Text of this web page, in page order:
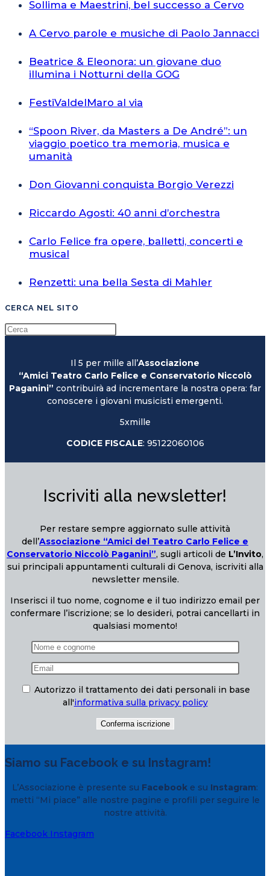
Sollima e Maestrini, bel successo a Cervo
A Cervo parole e musiche di Paolo Jannacci
Beatrice & Eleonora: un giovane duo
illumina i Notturni della GOG
FestiValdelMaro al via
“Spoon River, da Masters a De André”: un
viaggio poetico tra memoria, musica e
umanità
Don Giovanni conquista Borgio Verezzi
Riccardo Agosti: 40 anni d’orchestra
Carlo Felice fra opere, balletti, concerti e
musical
Renzetti: una bella Sesta di Mahler
CERCA NEL SITO
Il 5 per mille all’Associazione
“Amici Teatro Carlo Felice e Conservatorio Niccolò
Paganini” contribuirà ad incrementare la nostra opera: far
conoscere i giovani musicisti emergenti.
5xmille
CODICE FISCALE: 95122060106
Iscriviti alla newsletter!
Per restare sempre aggiornato sulle attività
dell’Associazione “Amici del Teatro Carlo Felice e
Conservatorio Niccolò Paganini”, sugli articoli de L’Invito,
sui principali appuntamenti culturali di Genova, iscriviti alla
newsletter mensile.
Inserisci il tuo nome, cognome e il tuo indirizzo email per
confermare l’iscrizione; se lo desideri, potrai cancellarti in
qualsiasi momento!
Autorizzo il trattamento dei dati personali in base
all'informativa sulla privacy policy
Siamo su Facebook e su Instagram!
L’Associazione è presente su Facebook e su Instagram:
metti “Mi piace” alle nostre pagine e profili per seguire le
nostre attività.
Facebook Instagram